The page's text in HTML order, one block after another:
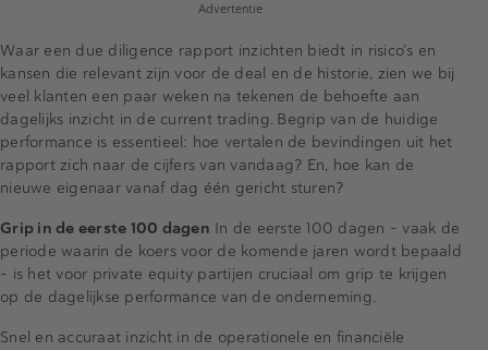
Advertentie
Waar een due diligence rapport inzichten biedt in risico’s en
kansen die relevant zijn voor de deal en de historie, zien we bij
veel klanten een paar weken na tekenen de behoefte aan
dagelijks inzicht in de current trading. Begrip van de huidige
performance is essentieel: hoe vertalen de bevindingen uit het
rapport zich naar de cijfers van vandaag? En, hoe kan de
nieuwe eigenaar vanaf dag één gericht sturen?
Grip in de eerste 100 dagen In de eerste 100 dagen – vaak de
periode waarin de koers voor de komende jaren wordt bepaald
– is het voor private equity partijen cruciaal om grip te krijgen
op de dagelijkse performance van de onderneming.
Snel en accuraat inzicht in de operationele en financiële